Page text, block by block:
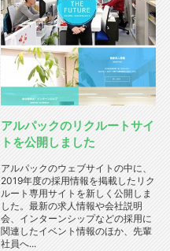
アルパックのリクルートサイ
トを公開しました
アルパックのウェブサイトの中に、
2019年度の採用情報を掲載したリク
ルート専用サイトを新しく公開しま
した。最新の求人情報や会社説明
会、インターンシップなどの採用に
関連したイベント情報のほか、先輩
社員へ...